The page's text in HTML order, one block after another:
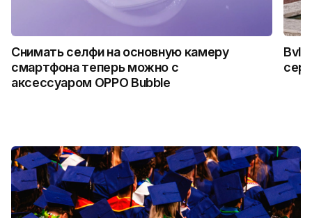
Снимать селфи на основную камеру
смартфона теперь можно с
аксессуаром OPPO Bubble